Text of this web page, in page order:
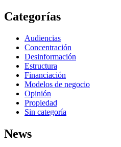
Categorías
Audiencias
Concentración
Desinformación
Estructura
Financiación
Modelos de negocio
Opinión
Propiedad
Sin categoría
News